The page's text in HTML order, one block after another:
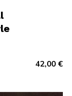
42,00 €